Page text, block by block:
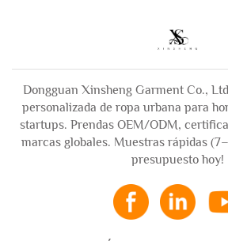
Dongguan Xinsheng Garment Co.,
personalizada de ropa urbana para
startups. Prendas OEM/ODM,
marcas globales. Muestras rápidas
presupuesto hoy!